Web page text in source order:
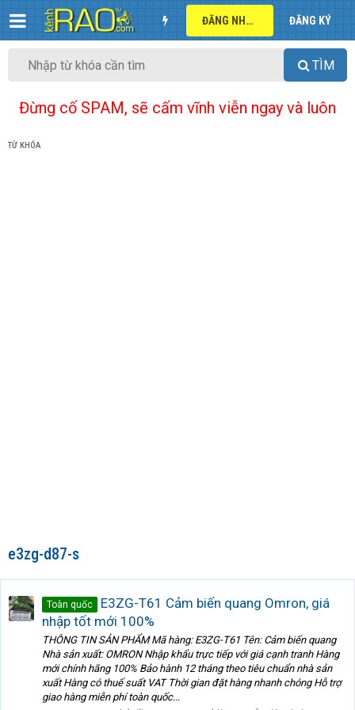
ĐĂNG NHẬP ĐĂNG KÝ
TÌM
Đừng cố SPAM, sẽ cấm vĩnh viễn ngay và luôn
TỪ KHÓA
e3zg-d87-s
Toàn quốc
E3ZG-T61 Cảm biến quang Omron, giá
nhập tốt mới 100%
THÔNG TIN SẢN PHẨM Mã hàng: E3ZG-T61 Tên: Cảm biến quang
Nhà sản xuất: OMRON Nhập khẩu trực tiếp với giá cạnh tranh Hàng
mới chính hãng 100% Bảo hành 12 tháng theo tiêu chuẩn nhà sản
xuất Hàng có thuế suất VAT Thời gian đặt hàng nhanh chóng Hỗ trợ
giao hàng miễn phí toàn quốc...